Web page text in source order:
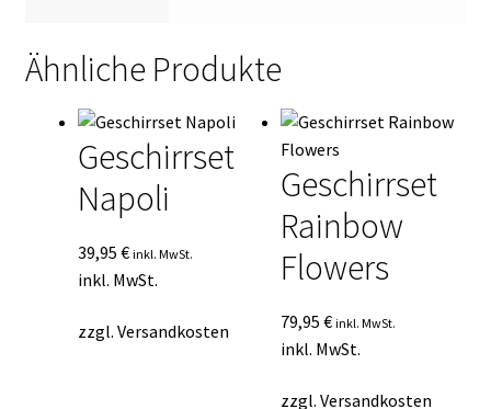
Ähnliche Produkte
Geschirrset
Napoli
39,95 € inkl. MwSt.
inkl. MwSt.
zzgl. Versandkosten
Geschirrset
Rainbow
Flowers
79,95€ inkl. MwSt.
inkl. MwSt.
zzgl.Versandkosten